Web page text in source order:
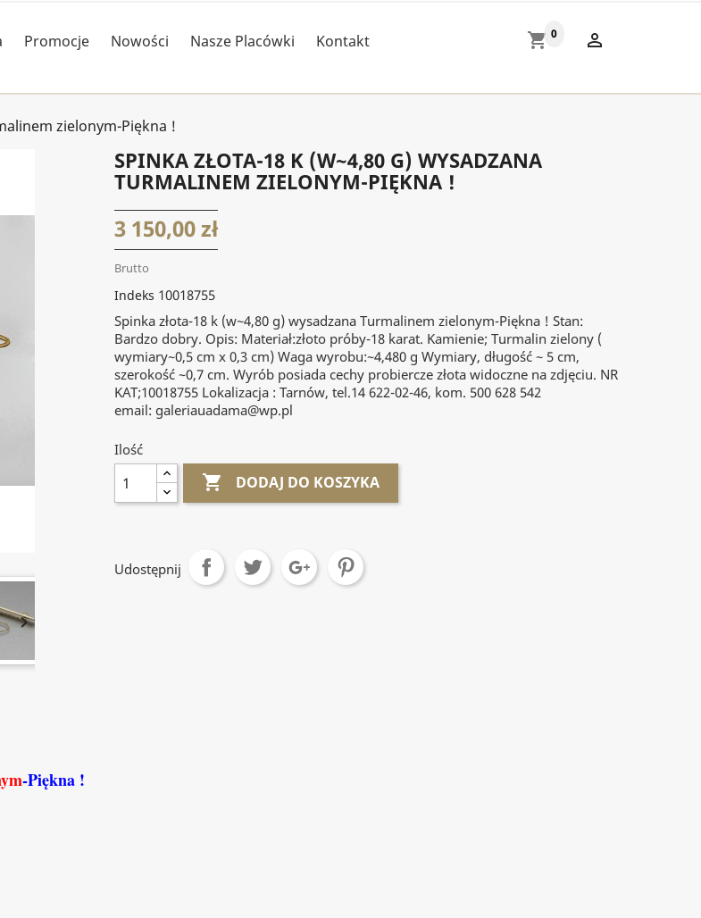
Promocje Nowości Nasze Placówki Kontakt 
shopping_cart 0
zielonym-Piękna !

SPINKA ZŁOTA-18 K (W~4,80 G) WYSADZANA
TURMALINEM ZIELONYM-PIĘKNA !
3 150,00 zł
Brutto
Indeks 10018755
Spinka złota-18 k (w~4,80 g) wysadzana Turmalinem zielonym-Piękna ! Stan:
Bardzo dobry. Opis: Materiał:złoto próby-18 karat. Kamienie; Turmalin zielony (
wymiary~0,5 cm x 0,3 cm) Waga wyrobu:~4,480 g Wymiary, długość ~ 5 cm,
szerokość ~0,7 cm. Wyrób posiada cechy probiercze złota widoczne na zdjęciu. NR
KAT;10018755 Lokalizacja : Tarnów, tel.14 622-02-46, kom. 500 628 542
email: galeriauadama@wp.pl
Ilość
 DODAJ DO KOSZYKA
Udostępnij
-Piękna !